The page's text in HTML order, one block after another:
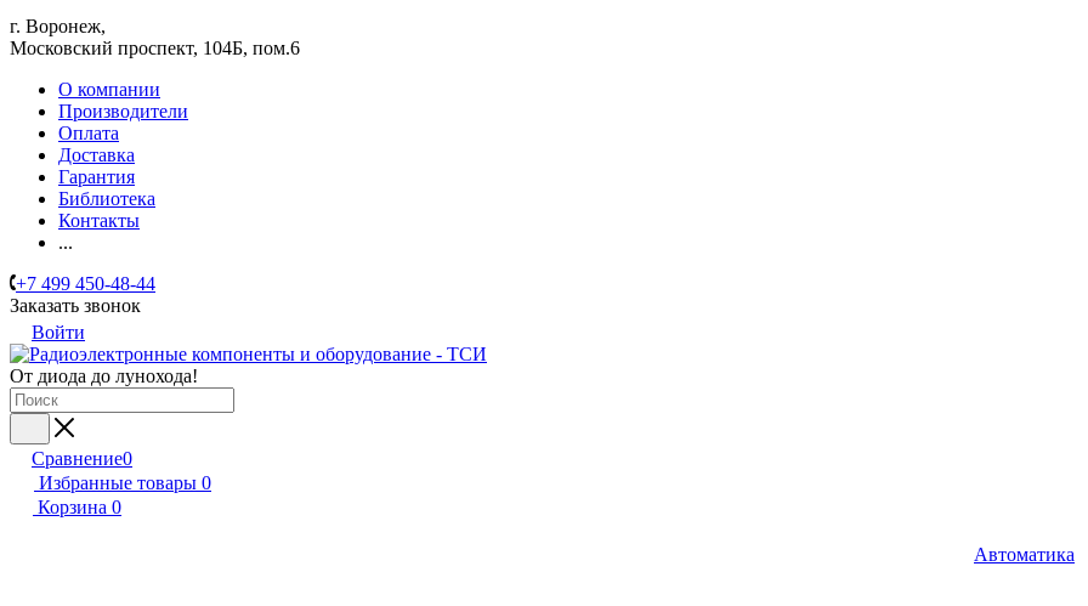
г. Воронеж,
​Московский проспект, 104Б, пом.6
О компании
Производители
Оплата
Доставка
Гарантия
Библиотека
Контакты
...
+7 499 450-48-44
Заказать звонок
Войти
От диода до лунохода!
Сравнение0
Избранные товары 0
Корзина 0
Автоматика